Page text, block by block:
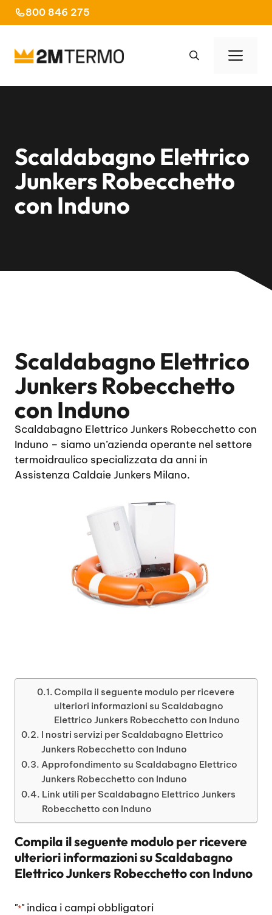
al
800 846 275
Scaldabagno Elettrico
Junkers Robecchetto
con Induno
Scaldabagno Elettrico
Junkers Robecchetto
con Induno
Scaldabagno Elettrico Junkers Robecchetto con
Induno – siamo un’azienda operante nel settore
termoidraulico specializzata da anni in
Assistenza Caldaie Junkers Milano.
Compila il seguente modulo per ricevere
ulteriori informazioni su Scaldabagno
Elettrico Junkers Robecchetto con Induno
I nostri servizi per Scaldabagno Elettrico
Junkers Robecchetto con Induno
Approfondimento su Scaldabagno Elettrico
Junkers Robecchetto con Induno
Link utili per Scaldabagno Elettrico Junkers
Robecchetto con Induno
Compila il seguente modulo per ricevere
ulteriori informazioni suScaldabagno
Elettrico Junkers Robecchetto con Induno
"*" indica i campi obbligatori